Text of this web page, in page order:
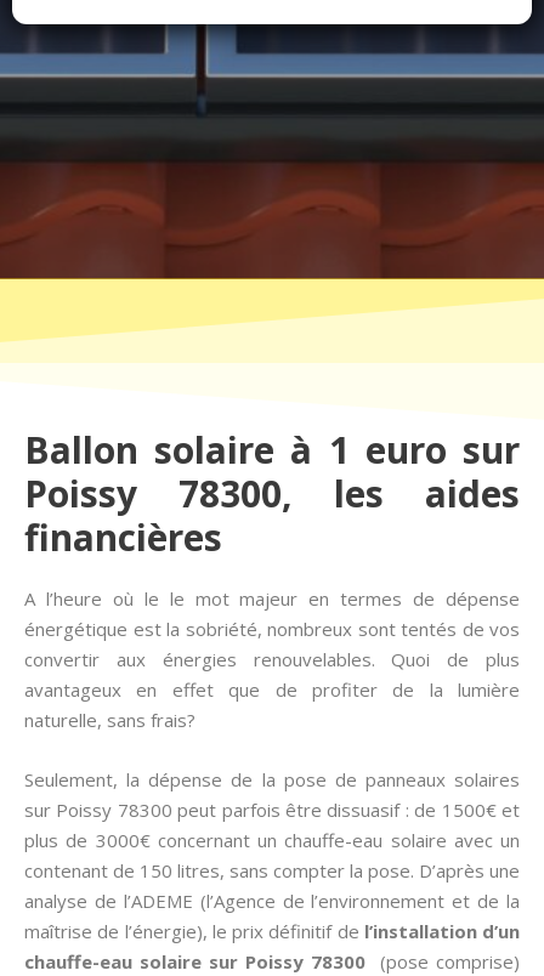
Ballon solaire à 1 euro sur
Poissy 78300, les aides
financières
A l’heure où le le mot majeur en termes de dépense
énergétique est la sobriété, nombreux sont tentés de vos
convertir aux énergies renouvelables. Quoi de plus
avantageux en effet que de profiter de la lumière
naturelle, sans frais?
Seulement, la dépense de la pose de panneaux solaires
sur Poissy 78300 peut parfois être dissuasif : de 1500€ et
plus de 3000€ concernant un chauffe-eau solaire avec un
contenant de 150 litres, sans compter la pose. D’après une
analyse de l’ADEME (l’Agence de l’environnement et de la
maîtrise de l’énergie), le prix définitif de l’installation d’un
chauffe-eau solaire sur Poissy 78300 (pose comprise)